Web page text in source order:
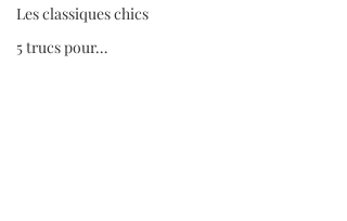
Les classiques chics
5 trucs pour…